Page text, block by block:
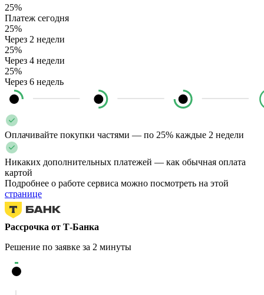
25%
Платеж сегодня
25%
Через 2 недели
25%
Через 4 недели
25%
Через 6 недель
Оплачивайте покупки частями — по 25% каждые 2 недели
Никаких дополнительных платежей — как обычная оплата
картой
Подробнее о работе сервиса можно посмотреть на этой
странице
Рассрочка от Т-Банка
Решение по заявке за 2 минуты